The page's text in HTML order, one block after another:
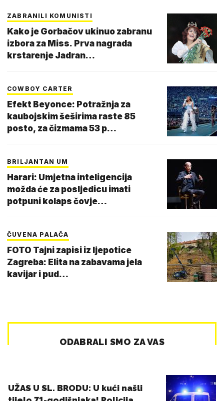
ZABRANILI KOMUNISTI
Kako je Gorbačov ukinuo zabranu
izbora za Miss. Prva nagrada
krstarenje Jadran…
COWBOY CARTER
Efekt Beyonce: Potražnja za
kaubojskim šeširima raste 85
posto, za čizmama 53 p…
BRILJANTAN UM
Harari: Umjetna inteligencija
možda će za posljedicu imati
potpuni kolaps čovje…
ČUVENA PALAČA
FOTO Tajni zapisi iz ljepotice
Zagreba: Elita na zabavama jela
kavijar i pud…